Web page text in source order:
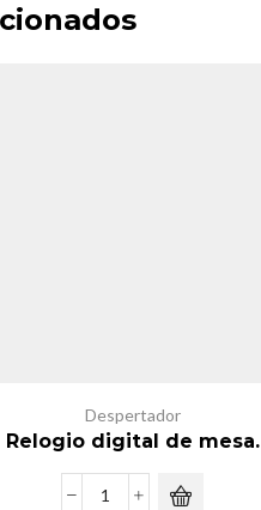
Despertador
Relogio digital de mesa.